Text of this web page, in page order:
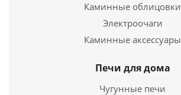
Подробнее
Каминные облицовки
Электроочаги
Каминные аксессуары
Печи для дома
Чугунные печи